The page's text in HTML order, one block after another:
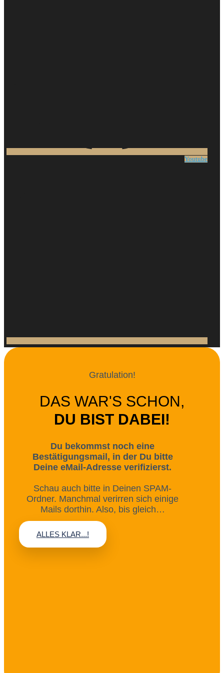
Youtube
Gratulation!
DAS WAR'S SCHON,
DU BIST DABEI!
Du bekommst noch eine
Bestätigungsmail, in der Du bitte
Deine eMail-Adresse verifizierst.
Schau auch bitte in Deinen SPAM-
Ordner. Manchmal verirren sich einige
Mails dorthin. Also, bis gleich…
ALLES KLAR...!